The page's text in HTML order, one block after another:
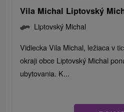
Vila Michal Liptovský
Liptovský Michal
Vidiecka Vila Michal, ležiaca v
okraji obce Liptovský Michal
ubytovania. K...